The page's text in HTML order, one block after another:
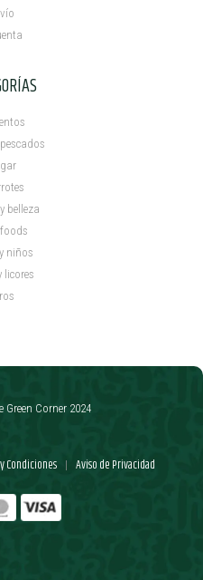
belleza
niños
licores
Condiciones | Aviso de Privacidad
Corner 2024